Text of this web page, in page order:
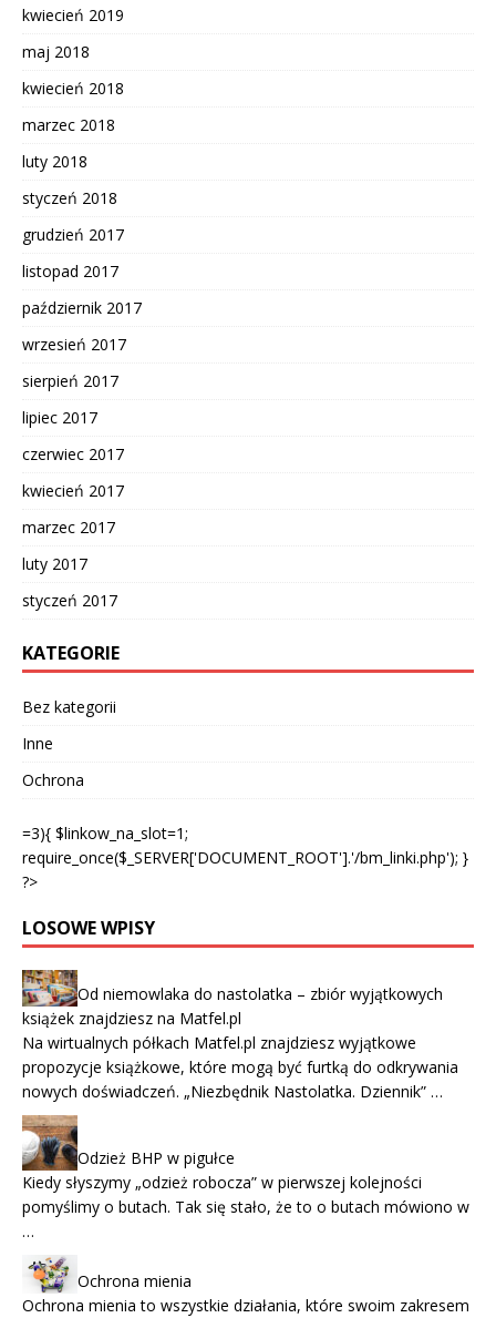
kwiecień 2019
maj 2018
kwiecień 2018
marzec 2018
luty 2018
styczeń 2018
grudzień 2017
listopad 2017
październik 2017
wrzesień 2017
sierpień 2017
lipiec 2017
czerwiec 2017
kwiecień 2017
marzec 2017
luty 2017
styczeń 2017
KATEGORIE
Bez kategorii
Inne
Ochrona
=3){ $linkow_na_slot=1;
require_once($_SERVER['DOCUMENT_ROOT'].'/bm_linki.php'); }
?>
LOSOWE WPISY
Od niemowlaka do nastolatka – zbiór wyjątkowych
książek znajdziesz na Matfel.pl
Na wirtualnych półkach Matfel.pl znajdziesz wyjątkowe
propozycje książkowe, które mogą być furtką do odkrywania
nowych doświadczeń. „Niezbędnik Nastolatka. Dziennik” …
Odzież BHP w pigułce
Kiedy słyszymy „odzież robocza” w pierwszej kolejności
pomyślimy o butach. Tak się stało, że to o butach mówiono w
…
Ochrona mienia
Ochrona mienia to wszystkie działania, które swoim zakresem